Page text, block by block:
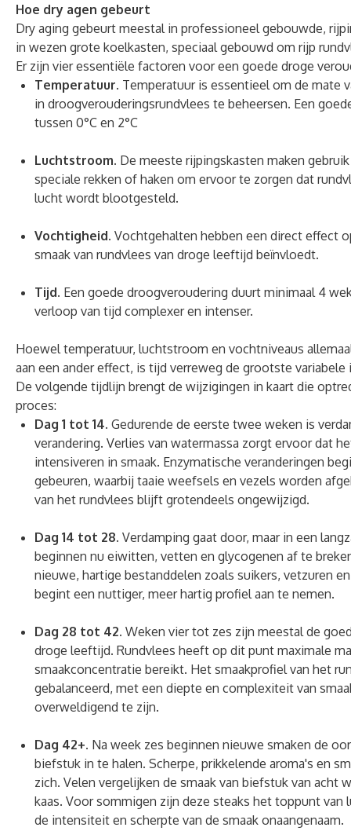
Hoe dry agen gebeurt
Dry aging gebeurt meestal in professioneel gebouwde,
in wezen grote koelkasten, speciaal gebouwd om rijp
Er zijn vier essentiële factoren voor een goede droge
Temperatuur. Temperatuur is essentieel om de mate
in droogverouderingsrundvlees te beheersen. Een
tussen 0°C en 2°C
Luchtstroom. De meeste rijpingskasten maken
speciale rekken of haken om ervoor te zorgen dat
lucht wordt blootgesteld.
Vochtigheid. Vochtgehalten hebben een direct effect
smaak van rundvlees van droge leeftijd beïnvloedt.
Tijd. Een goede droogveroudering duurt minimaal 4
verloop van tijd complexer en intenser.
Hoewel temperatuur, luchtstroom en vochtniveaus
aan een ander effect, is tijd verreweg de grootste
De volgende tijdlijn brengt de wijzigingen in kaart die
proces:
Dag 1 tot 14. Gedurende de eerste twee weken is
verandering. Verlies van watermassa zorgt ervoor dat
intensiveren in smaak. Enzymatische veranderingen
gebeuren, waarbij taaie weefsels en vezels worden
van het rundvlees blijft grotendeels ongewijzigd.
Dag 14 tot 28. Verdamping gaat door, maar in een
beginnen nu eiwitten, vetten en glycogenen af ​​te
nieuwe, hartige bestanddelen zoals suikers, vetzuren
begint een nuttiger, meer hartig profiel aan te nemen.
Dag 28 tot 42. Weken vier tot zes zijn meestal de
droge leeftijd. Rundvlees heeft op dit punt maximale
smaakconcentratie bereikt. Het smaakprofiel van het
gebalanceerd, met een diepte en complexiteit van
overweldigend te zijn.
Dag 42+. Na week zes beginnen nieuwe smaken de
biefstuk in te halen. Scherpe, prikkelende aroma's en
zich. Velen vergelijken de smaak van biefstuk van acht
kaas. Voor sommigen zijn deze steaks het toppunt van
de intensiteit en scherpte van de smaak onaangenaam.